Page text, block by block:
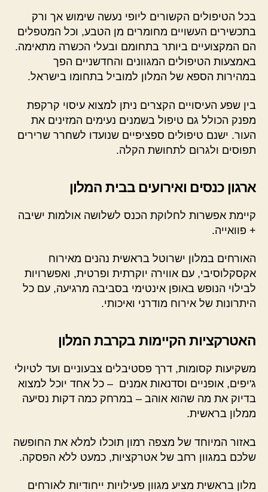
בכל הטיפולים הקשורים ליופי נעשה שימוש אך ורק
בתכשירים העשויים מחומרים מן הטבע, וכל המטפלים
הם המקצועיים ביותר בתחומם ובעלי הכשרה מתאימה.
באמצעות הטיפולים המגוונים והחדשניים הפך
במהירות הספא של המלון למוביל בתחומו בישראל.
בין שפע העיסויים הקצרים ניתן למצוא עיסוי קרקפת
מפנק הכולל גם טיפול בשמנים נעימים המזינים את
העור. ישנם טיפולים ספציפיים שנועדו לשחרר שרירים
תפוסים ולגרום לתחושת הקלה.
ארגון כנסים ואירועים בבית המלון
קיימת אפשרות לחלוקת הכנס לשלושה אולמות ישיבה
+ פוואייה.
האורחים במלון ישרוטל בראשית נהנים מאירוח
אקסקלוסיבי, עם אווירה יוקרתית ופרטית, ואפשרויות
לבילוי הנופש באופן אינטימי בסביבה מרגיעה, עם כל
היתרונות של אירוח מודרני ואיכותי.
האטרקציות הקיימות בקרבת המלון
משקיעות קסומות, דרך פסטיבלים צבעוניים ועד לטיולי
ג'יפים, אופניים וסדנאות אמנים – כל אחד יוכל למצוא
בדיוק את מה שהוא אוהב – במרחק כמה דקות נסיעה
ממלון בראשית.
באזור המיוחד של מצפה רמון תוכלו למלא את החופשה
שלכם במגוון רחב של אטרקציות, כמעט ללא הפסקה.
מלון בראשית מציע מגוון פעילויות ייחודיות לאורחים